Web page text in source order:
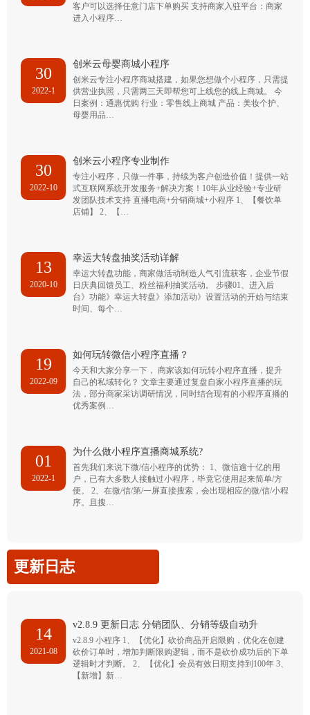
客户可以选择任意门店下单购买 支持商家入驻平台：商家
进入小程序…
30
2022-1
创米云母婴商城小程序
创米云专注小程序商城搭建，如果您想做个小程序，只需提
供营业执照，只需两三天即帮您可上线您的线上商城。 今
日案例：通惠优购 行业：零售线上商城 产品：美妆个护、
母婴用品…
30
2022-10
创米云小程序专业制作
专注小程序，只做一件事，持续为客户创造价值！提供一站
式互联网系统开发服务+解决方案！10年从业经验+专业研
发团队技术支持 直播电商+分销商城+小程序 1、【餐饮单
店铺】 2、【…
13
2020-10
幸运大转盘抽奖活动详解
幸运大转盘功能，商家做活动制造人气引流获客，企业节假
日庆典回馈员工、粉丝福利抽奖活动。 步骤01、进入后
台》功能》幸运大转盘》添加活动》设置活动的开始与结束
时间、每个…
19
2022-09
如何玩转微信小程序直播？
今天和大家分享一下， 商家该如何玩转小程序直播，提升
自己的私域转化？ 文章主要通过复盘自家小程序直播的玩
法，部分商家采访调研情况，同时结合现有的小程序直播的
优秀案例…
01
2022-1
为什么做小程序直播商城系统?
首先我们来说下微/信小程序的优势： 1、微信逾十亿的用
户，已有大多数人接触过小程序，毕竟它使用起来简单/方
便。 2、在微/信/第/一屏直接搜索，会出现相应的微/信/小程
序。且搜…
更新日志
14
2021-08
v2.8.9 更新日志 分销团队、分销等级自动升
v2.8.9 小程序 1、【优化】砍价商品开启限购，优化在创建
砍价订单时，增加判断限购逻辑，而不是砍价成功后的下单
逻辑时才判断。 2、【优化】会员有效日期支持到100年 3、
【新增】新…